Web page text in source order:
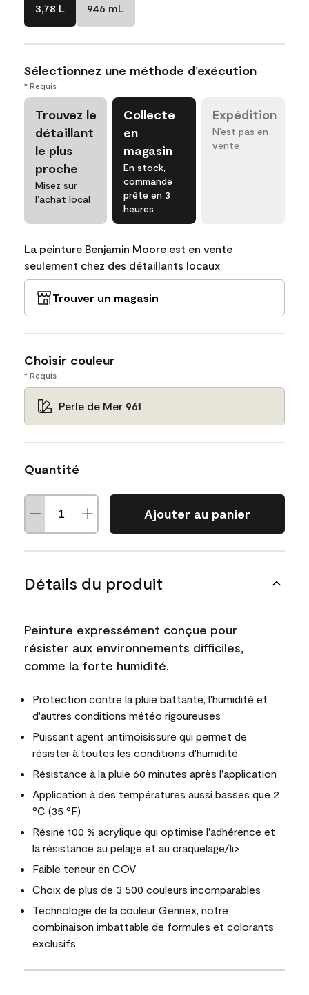
3,78 L 946 mL
Sélectionnez une méthode d’exécution
* Requis
Trouvez le
détaillant
le plus
proche
Misez sur
l’achat local
Collecte
en
magasin
En stock,
commande
prête en 3
heures
Expédition
N’est pas en
vente
La peinture Benjamin Moore est en vente
seulement chez des détaillants locaux
Trouver un magasin
Choisir couleur
* Requis
Perle de Mer 961
Quantité
Ajouter au panier
Détails du produit
Peinture expressément conçue pour
résister aux environnements difficiles,
comme la forte humidité.
Protection contre la pluie battante, l'humidité et
d'autres conditions météo rigoureuses
Puissant agent antimoisissure qui permet de
résister à toutes les conditions d'humidité
Résistance à la pluie 60 minutes après l'application
Application à des températures aussi basses que 2
°C (35 °F)
Résine 100 % acrylique qui optimise l'adhérence et
la résistance au pelage et au craquelage/li>
Faible teneur en COV
Choix de plus de 3 500 couleurs incomparables
Technologie de la couleur Gennex, notre
combinaison imbattable de formules et colorants
exclusifs